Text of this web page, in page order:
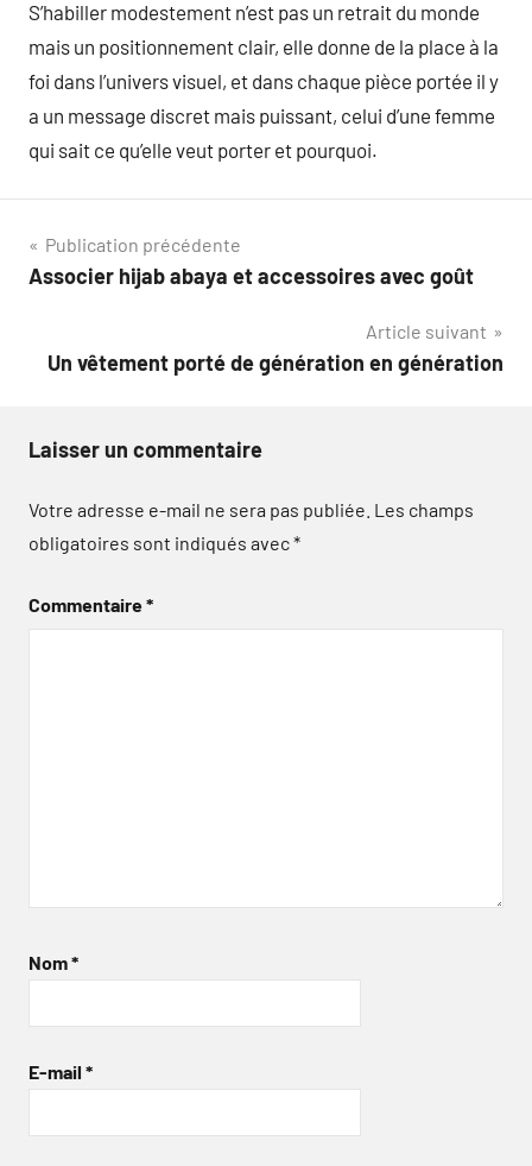
S’habiller modestement n’est pas un retrait du monde
mais un positionnement clair, elle donne de la place à la
foi dans l’univers visuel, et dans chaque pièce portée il y
a un message discret mais puissant, celui d’une femme
qui sait ce qu’elle veut porter et pourquoi.
Navigation
de
Publication précédente
Associer hijab abaya et accessoires avec goût
Article suivant
Un vêtement porté de génération en génération
Laisser un commentaire
Votre adresse e-mail ne sera pas publiée. Les champs
obligatoires sont indiqués avec*
Commentaire*
Nom*
E-mail *